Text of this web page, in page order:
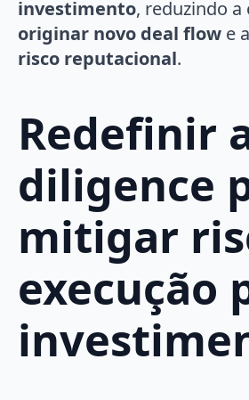
investimento, reduzindo a
originar novo deal flow e
risco reputacional.
Redefinir
diligence
mitigar
execução